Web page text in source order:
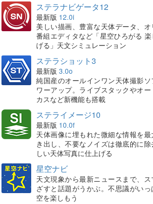
ステラナビゲータ12
最新版 12.0i
美しい描画、豊富な天体データ、
番組エディタなど「星空ひろがる 楽
げる」天文シミュレーション
ステラショット3
最新版 3.0o
純国産のオールインワン天体撮影
ワーアップ。ライブスタックやオ
カスなど新機能も搭載
ステライメージ10
最新版 10.0f
天体画像に埋もれた微細な情報を最
き出し、不要なノイズは徹底的に
しい天体写真に仕上げる
星空ナビ
天文現象から最新ニュースまで、
ざすと話題がうかぶ。不思議がいっ
空を楽しもう